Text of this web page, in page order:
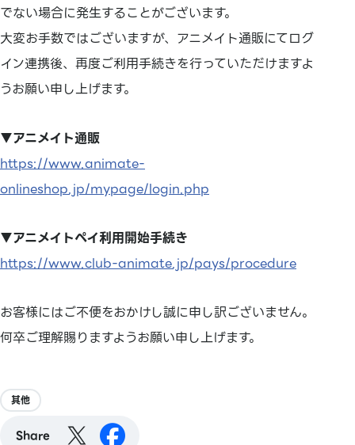
でない場合に発生することがございます。
大変お手数ではございますが、アニメイト通販にてログ
イン連携後、再度ご利用手続きを行っていただけますよ
うお願い申し上げます。
▼アニメイト通販
https://www.animate-
onlineshop.jp/mypage/login.php
▼アニメイトペイ利用開始手続き
https://www.club-animate.jp/pays/procedure
お客様にはご不便をおかけし誠に申し訳ございません。
何卒ご理解賜りますようお願い申し上げます。
其他
Share